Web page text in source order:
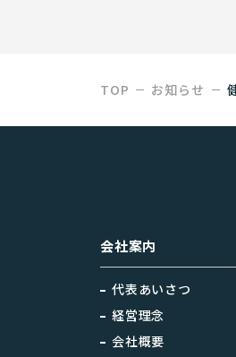
TOP お知らせ
会社案内
代表あいさつ
経営理念
会社概要